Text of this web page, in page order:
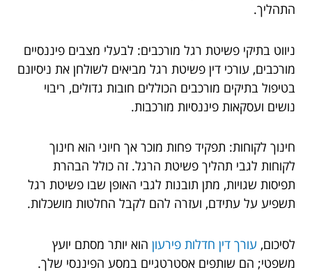
התהליך.
ניווט בתיקי פשיטת רגל מורכבים: לבעלי מצבים פיננסיים
מורכבים, עורכי דין פשיטת רגל מביאים לשולחן את ניסיונם
בטיפול בתיקים מורכבים הכוללים חובות גדולים, ריבוי
נושים ועסקאות פיננסיות מורכבות.
חינוך לקוחות: תפקיד פחות מוכר אך חיוני הוא חינוך
לקוחות לגבי תהליך פשיטת הרגל. זה כולל הבהרת
תפיסות שגויות, מתן תובנות לגבי האופן שבו פשיטת רגל
תשפיע על עתידם, ועזרה להם לקבל החלטות מושכלות.
לסיכום, עורך דין חדלות פירעון הוא יותר מסתם יועץ
משפטי; הם שותפים אסטרטגיים במסע הפיננסי שלך.